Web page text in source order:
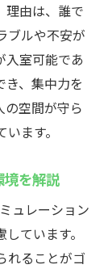
理由は、誰で
ブルや不安が
入室可能であ
き、集中力を
の空間が守ら
ます。
境を解説
ュレーション
ています。
れることがゴ